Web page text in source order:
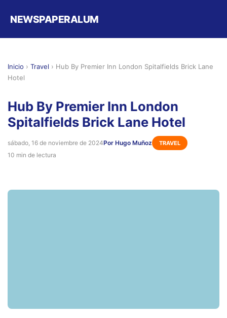
NEWSPAPERALUM
Inicio › Travel › Hub By Premier Inn London Spitalfields Brick Lane
Hotel
Hub By Premier Inn London
Spitalfields Brick Lane Hotel
sábado, 16 de noviembre de 2024Por Hugo Muñoz TRAVEL
10 min de lectura